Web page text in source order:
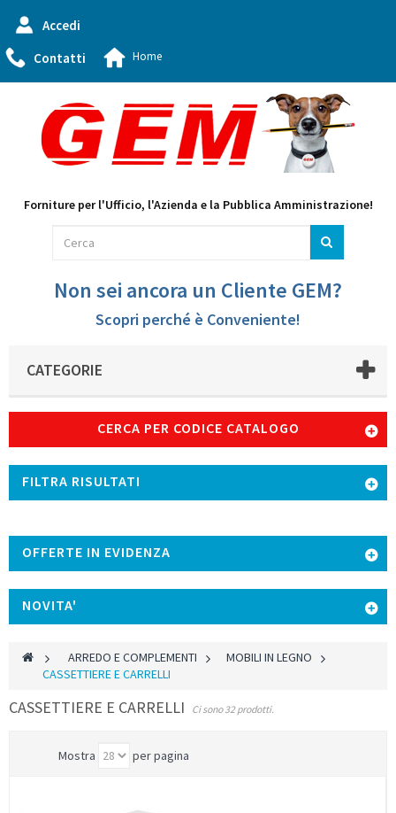
Accedi
Contatti
Home
Forniture per l'Ufficio, l'Azienda e la Pubblica Amministrazione!
Non sei ancora un Cliente GEM?
Scopri perché è Conveniente!
CATEGORIE
CERCA PER CODICE CATALOGO
FILTRA RISULTATI
OFFERTE IN EVIDENZA
NOVITA'
> ARREDO E COMPLEMENTI >
MOBILI IN LEGNO
CASSETTIERE E CARRELLI
CASSETTIERE E CARRELLI Ci sono 32 prodotti.
Mostra per pagina